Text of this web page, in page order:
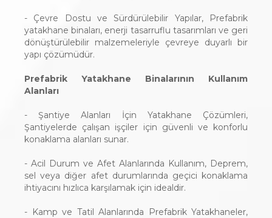
- Çevre Dostu ve Sürdürülebilir Yapılar, Prefabrik
yatakhane binaları, enerji tasarruflu tasarımları ve geri
dönüştürülebilir malzemeleriyle çevreye duyarlı bir
yapı çözümüdür.
Prefabrik Yatakhane Binalarının Kullanım
Alanları
- Şantiye Alanları İçin Yatakhane Çözümleri,
Şantiyelerde çalışan işçiler için güvenli ve konforlu
konaklama alanları sunar.
- Acil Durum ve Afet Alanlarında Kullanım, Deprem,
sel veya diğer afet durumlarında geçici konaklama
ihtiyacını hızlıca karşılamak için idealdir.
- Kamp ve Tatil Alanlarında Prefabrik Yatakhaneler,